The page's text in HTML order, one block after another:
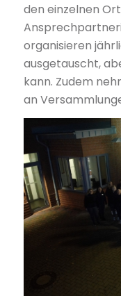
den einzelnen
organisieren
ausgetauscht,
kann. Zudem
an